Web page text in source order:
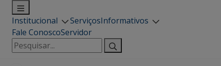
Institucional ServiçosInformativos
Fale ConoscoServidor
Pesquisar
por: